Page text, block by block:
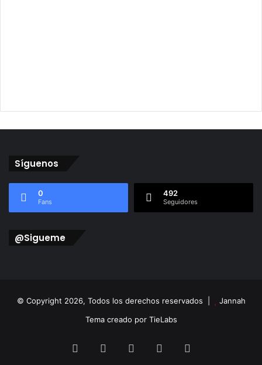
Síguenos
0
Fans
492
Seguidores
@Sigueme
© Copyright 2026, Todos los derechos reservados |
Jannah
Tema creado por TieLabs
Facebook Flickr Vimeo